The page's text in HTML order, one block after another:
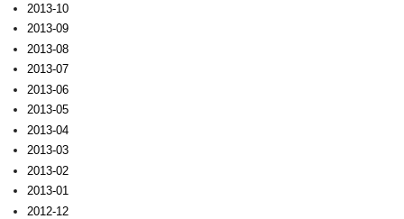
2013-10
2013-09
2013-08
2013-07
2013-06
2013-05
2013-04
2013-03
2013-02
2013-01
2012-12